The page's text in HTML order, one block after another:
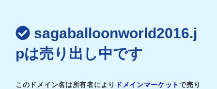
sagaballoonworld2016.j
pは売り出し中です
このドメイン名は所有者により ドメインマーケットで売り